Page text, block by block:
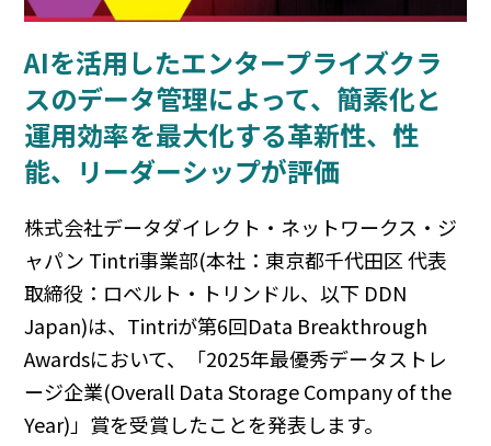
AIを活用したエンタープライズクラ
スのデータ管理によって、簡素化と
運用効率を最大化する革新性、性
能、リーダーシップが評価
株式会社データダイレクト・ネットワークス・ジ
ャパン Tintri事業部(本社：東京都千代田区 代表
取締役：ロベルト・トリンドル、以下 DDN
Japan)は、Tintriが第6回Data Breakthrough
Awardsにおいて、「2025年最優秀データストレ
ージ企業(Overall Data Storage Company of the
Year)」賞を受賞したことを発表します。